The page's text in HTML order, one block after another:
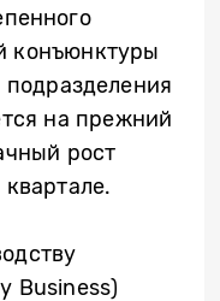
конъюнктуры
на прежний
рост
Business)